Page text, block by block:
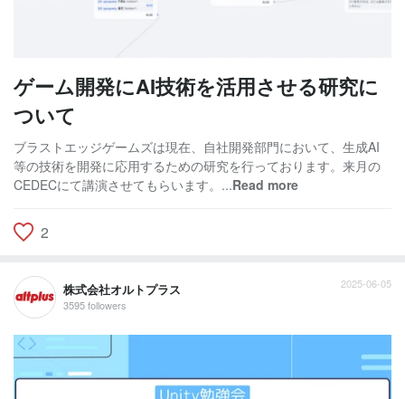
ゲーム開発にAI技術を活用させる研究に
ついて
ブラストエッジゲームズは現在、自社開発部門において、生成AI
等の技術を開発に応用するための研究を行っております。来月の
CEDECにて講演させてもらいます。...Read more
2
株式会社オルトプラス
3595 followers
2025-06-05